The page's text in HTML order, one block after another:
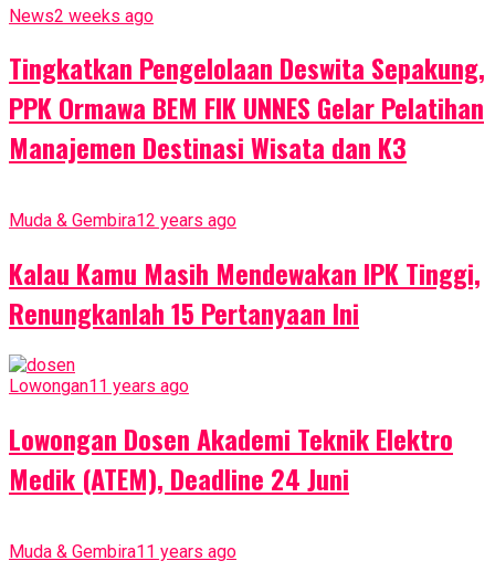
News2 weeks ago
Tingkatkan Pengelolaan Deswita Sepakung,
PPK Ormawa BEM FIK UNNES Gelar Pelatihan
Manajemen Destinasi Wisata dan K3
Muda & Gembira12 years ago
Kalau Kamu Masih Mendewakan IPK Tinggi,
Renungkanlah 15 Pertanyaan Ini
Lowongan11 years ago
Lowongan Dosen Akademi Teknik Elektro
Medik (ATEM), Deadline 24 Juni
Muda & Gembira11 years ago